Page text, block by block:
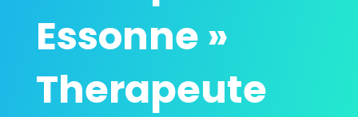
Essonne »
Therapeute